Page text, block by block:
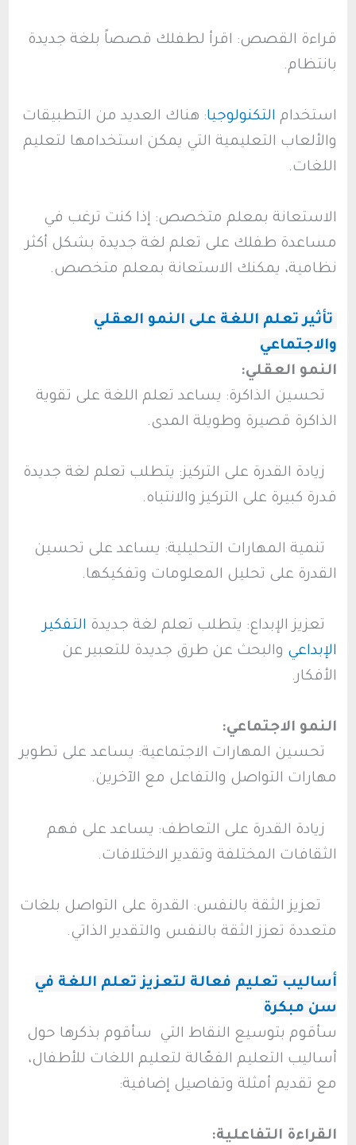
قراءة القصص: اقرأ لطفلك قصصاً بلغة جديدة
بانتظام.
استخدام التكنولوجيا: هناك العديد من التطبيقات
والألعاب التعليمية التي يمكن استخدامها لتعليم
اللغات.
الاستعانة بمعلم متخصص: إذا كنت ترغب في
مساعدة طفلك على تعلم لغة جديدة بشكل أكثر
نظامية، يمكنك الاستعانة بمعلم متخصص.
تأثير تعلم اللغة على النمو العقلي
والاجتماعي
النمو العقلي:
تحسين الذاكرة: يساعد تعلم اللغة على تقوية
الذاكرة قصيرة وطويلة المدى.
زيادة القدرة على التركيز: يتطلب تعلم لغة جديدة
قدرة كبيرة على التركيز والانتباه.
تنمية المهارات التحليلية: يساعد على تحسين
القدرة على تحليل المعلومات وتفكيكها.
تعزيز الإبداع: يتطلب تعلم لغة جديدة التفكير
الإبداعي والبحث عن طرق جديدة للتعبير عن
الأفكار.
النمو الاجتماعي:
تحسين المهارات الاجتماعية: يساعد على تطوير
مهارات التواصل والتفاعل مع الآخرين.
زيادة القدرة على التعاطف: يساعد على فهم
الثقافات المختلفة وتقدير الاختلافات.
تعزيز الثقة بالنفس: القدرة على التواصل بلغات
متعددة تعزز الثقة بالنفس والتقدير الذاتي.
أساليب تعليم فعالة لتعزيز تعلم اللغة في
سن مبكرة
سأقوم بتوسيع النقاط التي سأقوم بذكرها حول
أساليب التعليم الفعّالة لتعليم اللغات للأطفال،
مع تقديم أمثلة وتفاصيل إضافية:
القراءة التفاعلية: